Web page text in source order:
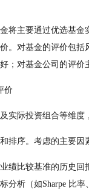
将主要通过优选基
。对基金的评价包
；对基金公司的评价
价
实际投资组合等维
排序。考虑的主要因
绩比较基准的历史
析（如Sharpe 比率